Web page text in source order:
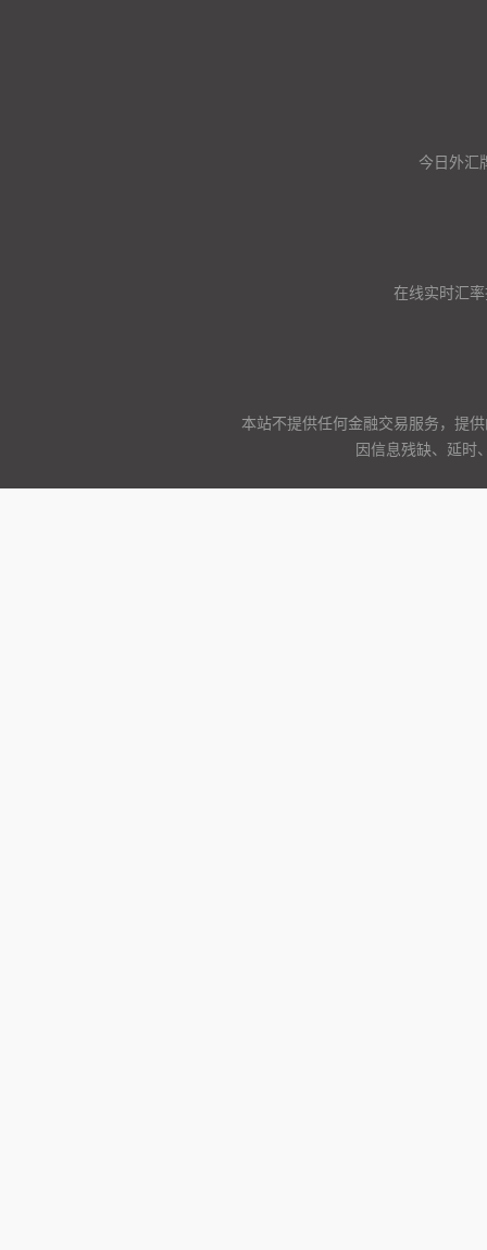
今日外汇
在线实时汇
本站不提供任何金融交易服务，提
因信息残缺、延时